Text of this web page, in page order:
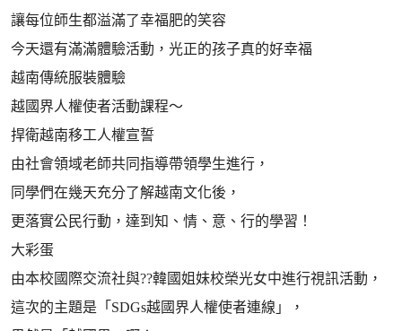
讓每位師生都溢滿了幸福肥的笑容
今天還有滿滿體驗活動，光正的孩子真的好幸福
越南傳統服裝體驗
越國界人權使者活動課程～
捍衛越南移工人權宣誓
由社會領域老師共同指導帶領學生進行，
同學們在幾天充分了解越南文化後，
更落實公民行動，達到知、情、意、行的學習！
大彩蛋
由本校國際交流社與??韓國姐妹校榮光女中進行視訊活動，
這次的主題是「SDGs越國界人權使者連線」，